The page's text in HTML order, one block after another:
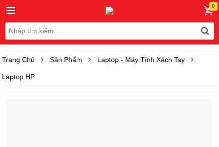
Trang Chủ Sản Phẩm Laptop - Máy Tính Xách Tay
Laptop HP